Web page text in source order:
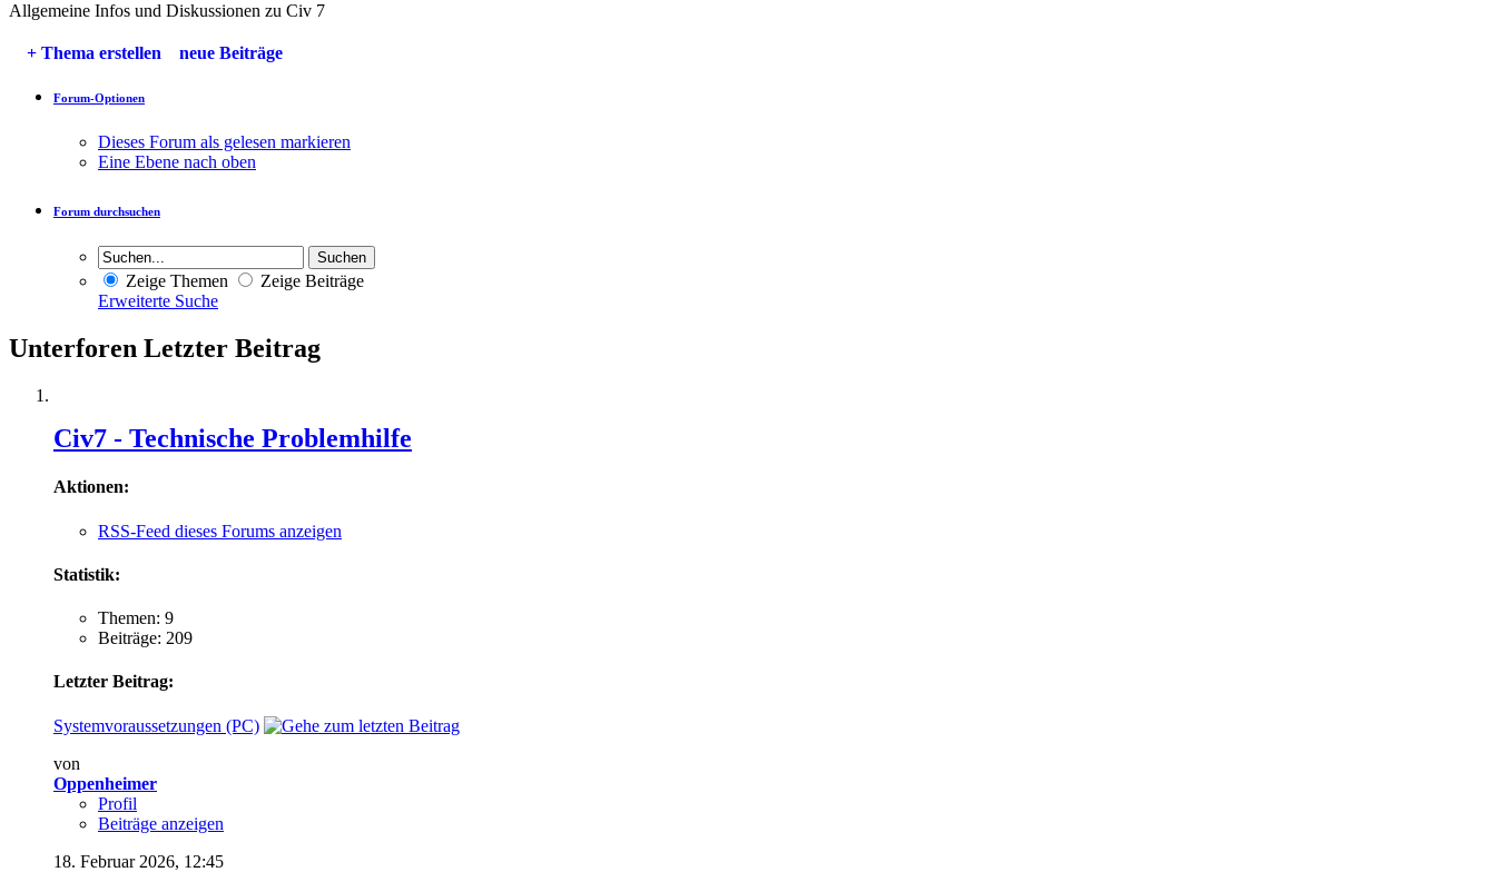
Allgemeine Infos und Diskussionen zu Civ 7
+ Thema erstellen neue Beiträge
Forum-Optionen
Dieses Forum als gelesen markieren
Eine Ebene nach oben
Forum durchsuchen
Zeige Themen
Zeige Beiträge
Erweiterte Suche
Unterforen Letzter Beitrag
Civ7 - Technische Problemhilfe
Aktionen:
RSS-Feed dieses Forums anzeigen
Statistik:
Themen: 9
Beiträge: 209
Letzter Beitrag:
Systemvoraussetzungen (PC)
von
Oppenheimer
Profil
Beiträge anzeigen
18. Februar 2026, 12:45